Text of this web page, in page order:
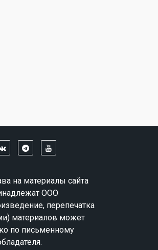
на материалы сайта
ООО
перепечатка
материалов может
по письменному